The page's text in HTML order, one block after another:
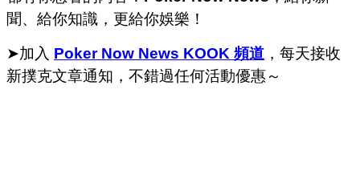
聞、給你知識，更給你娛樂！
➤加入 Poker Now News KOOK 頻道 ，每天接收
新撲克文章通知，不錯過任何活動優惠～